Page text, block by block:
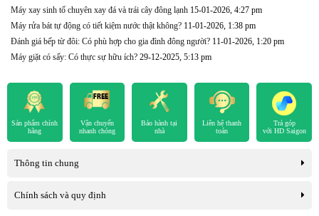
Máy xay sinh tố chuyên xay đá và trái cây đông lạnh 15-01-2026, 4:27 pm
Máy rửa bát tự động có tiết kiệm nước thật không? 11-01-2026, 1:38 pm
Đánh giá bếp từ đôi: Có phù hợp cho gia đình đông người? 11-01-2026, 1:20 pm
Máy giặt có sấy: Có thực sự hữu ích? 29-12-2025, 5:13 pm
Sản phẩm chính
hãng
Vận chuyển
nhanh chóng
Bảo hành tại
nhà
Liên hệ thanh
toán
Trả góp
với HD Saigon
Thông tin chung
Chính sách và quy định